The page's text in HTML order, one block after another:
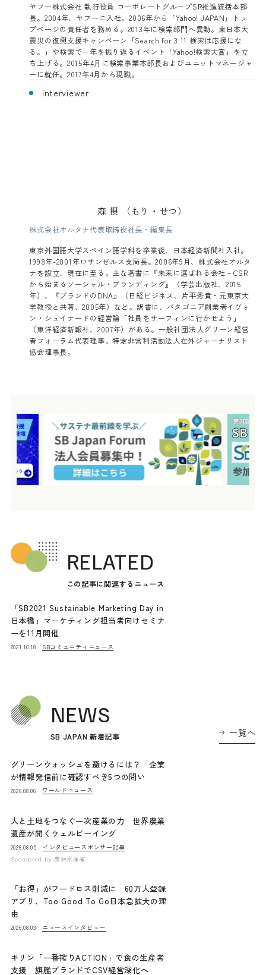
ヤフー株式会社 執行役員 コーポレートグループSR推進統括本部
長。2004年、ヤフーに入社。2006年から「Yahoo! JAPAN」トッ
プページの責任者を務める。2013年に検索部門へ異動。東日本大
震災の復興支援キャンペーン「Search for 3.11 検索は応援にな
る。」や検索で一年を振り返るイベント「Yahoo!検索大賞」を立
ち上げる。2015年4月に検索事業本部長およびユニットマネージャ
ーに就任。2017年4月から現職。
interviewer
森 摂 （もり・せつ）
株式会社オルタナ代表取締役社長・編集長
東京外国語大学スペイン語学科を卒業後、日本経済新聞社入社。
1998年-2001年ロサンゼルス支局長。2006年9月、株式会社オルタ
ナを設立、現在に至る。主な著書に『未来に選ばれる会社－CSR
から始まるソーシャル・ブランディング』（学芸出版社、2015
年）、『ブランドのDNA』（日経ビジネス、片平秀貴・元東京大
学教授と共著、2005年）など。訳書に、パタゴニア創業者イヴォ
ン・シュイナードの経営論「社員をサーフィンに行かせよう」
（東洋経済新報社、2007年）がある。一般社団法人グリーン経営
者フォーラム代表理事。特定非営利活動法人在外ジャーナリスト
協会理事長。
RELATED
この記事に関連するニュース
「SB2021 Sustainable Marketing Day in
日本橋」マーケティング担当者向けセミナ
ーを11月開催
2021.10.18 SBコミュニティニュース
NEWS
SB JAPAN 新着記事 一覧へ
グリーンウォッシュを避けるには？ 企業
が情報発信前に確認すべき5つの問い
2026.08.06 ワールドニュース
人と土地をつなぐ一次産業の力 世界農業
遺産が開くウェルビーイング
2026.08.05 インタビュー スポンサー記事
Sponsored by 農林水産省
「お得」がフードロス削減に 60万人登録
アプリ、Too Good To Go日本急拡大の理
由
2026.08.03 ニュース インタビュー
キリン「一番搾りACTION」で食の生産者
支援 旗艦ブランドでCSV経営深化へ